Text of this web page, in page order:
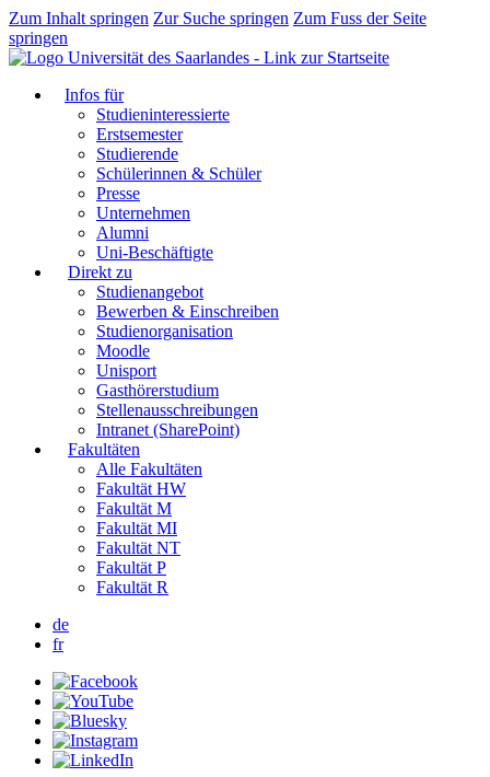
Zum Inhalt springen Zur Suche springen Zum Fuss der Seite
springen
Infos für
Studieninteressierte
Erstsemester
Studierende
Schülerinnen & Schüler
Presse
Unternehmen
Alumni
Uni-Beschäftigte
Direkt zu
Studienangebot
Bewerben & Einschreiben
Studienorganisation
Moodle
Unisport
Gasthörerstudium
Stellenausschreibungen
Intranet (SharePoint)
Fakultäten
Alle Fakultäten
Fakultät HW
Fakultät M
Fakultät MI
Fakultät NT
Fakultät P
Fakultät R
de
fr